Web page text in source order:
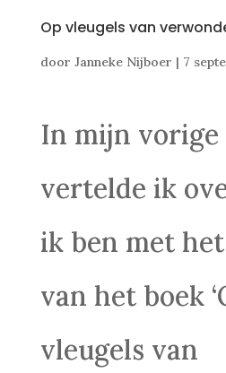
Op vleugels van
door Janneke Nijboer | 7
In mijn vorige
vertelde ik
ik ben met
van het boek
vleugels van